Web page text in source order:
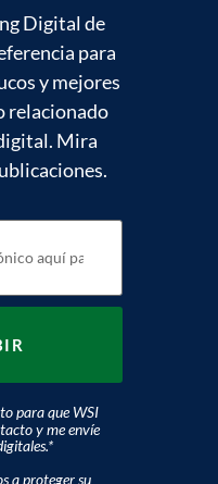
Digital de
para
y mejores
relacionado
Mira
para que WSI
y me envíe
*
a proteger su